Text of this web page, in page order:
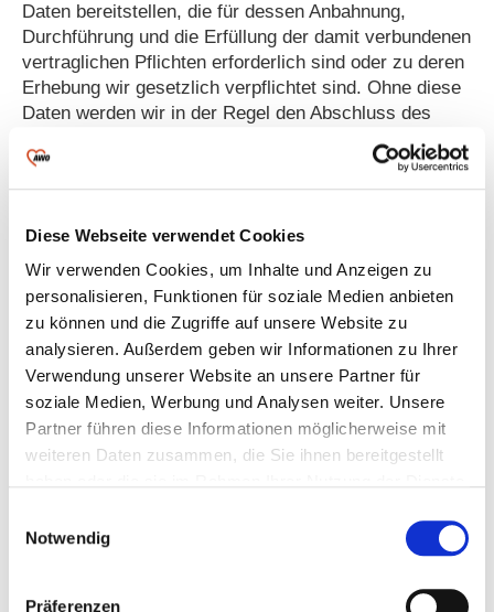
Diese Webseite verwendet Cookies
Wir verwenden Cookies, um Inhalte und Anzeigen zu
personalisieren, Funktionen für soziale Medien anbieten
zu können und die Zugriffe auf unsere Website zu
analysieren. Außerdem geben wir Informationen zu Ihrer
Verwendung unserer Website an unsere Partner für
soziale Medien, Werbung und Analysen weiter. Unsere
Partner führen diese Informationen möglicherweise mit
weiteren Daten zusammen, die Sie ihnen bereitgestellt
Notwendig
Präferenzen
Daten bereitstellen, die für dessen Anbahnung,
Durchführung und die Erfüllung der damit verbundenen
vertraglichen Pflichten erforderlich sind oder zu deren
Erhebung wir gesetzlich verpflichtet sind. Ohne diese
Daten werden wir in der Regel den Abschluss des
Vertrages ablehnen müssen oder einen bestehenden
Vertrag nicht mehr durchführen können und ggf.
beenden müssen.
1.6 Wie lange speichern wir Ihre
Daten?
Wir verarbeiten und speichern personenbezogene
Daten betroffener Person grundsätzlich nur solange,
wie der verfolgte Zweck es erfordert oder gesetzlich
geboten ist. So können handels- und steuerrechtliche
Aufbewahrungsfristen einer Löschung
entgegenstehen. Die dort vorgegebenen Fristen zur
Aufbewahrung bzw. Dokumentation betragen bis zu
eine gesetzlich vorgeschriebene Speicherfrist ab,
werden die personenbezogenen Daten routinemäßig
gelöscht, soweit diese nicht als Beweismittel